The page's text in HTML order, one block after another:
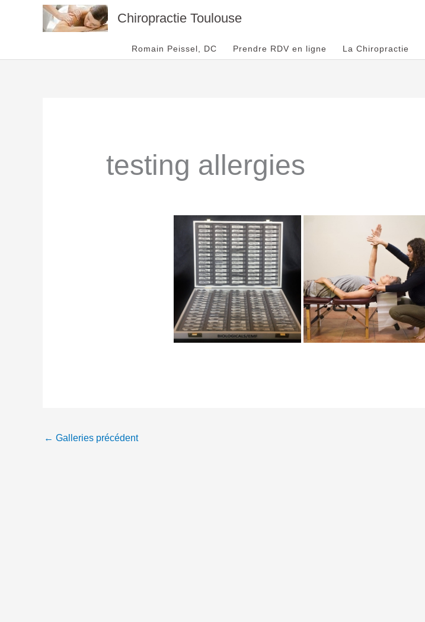
Chiropractie Toulouse
Romain Peissel, DC Prendre RDV en ligne La Chiropractie
testing allergies
← Galleries précédent